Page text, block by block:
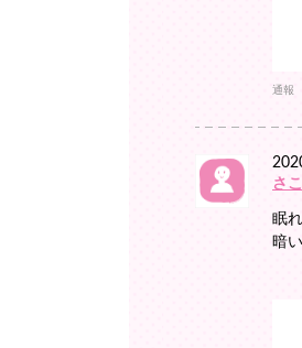
通報
さ
眠
暗